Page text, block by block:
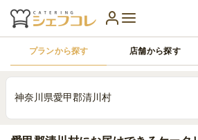
プランから探す 店舗から探す
神奈川県愛甲郡清川村